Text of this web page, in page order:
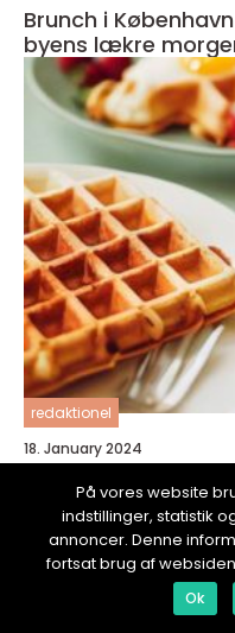
Brunch i
byens lækre
redaktionel
18. January 2024
Brunch er en
kombinerer det
frokost
På vores website
indstillinger, statistik
annoncer. Denne
fortsat brug af
Ok